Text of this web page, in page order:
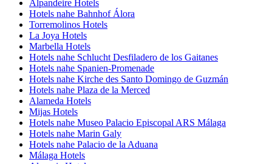
Alpandeire Hotels
Hotels nahe Bahnhof Álora
Torremolinos Hotels
La Joya Hotels
Marbella Hotels
Hotels nahe Schlucht Desfiladero de los Gaitanes
Hotels nahe Spanien-Promenade
Hotels nahe Kirche des Santo Domingo de Guzmán
Hotels nahe Plaza de la Merced
Alameda Hotels
Mijas Hotels
Hotels nahe Museo Palacio Episcopal ARS Málaga
Hotels nahe Marin Galy
Hotels nahe Palacio de la Aduana
Málaga Hotels